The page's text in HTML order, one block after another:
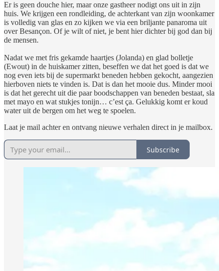
Er is geen douche hier, maar onze gastheer nodigt ons uit in zijn
huis. We krijgen een rondleiding, de achterkant van zijn woonkamer
is volledig van glas en zo kijken we via een briljante panaroma uit
over Besançon. Of je wilt of niet, je bent hier dichter bij god dan bij
de mensen.
Nadat we met fris gekamde haartjes (Jolanda) en glad bolletje
(Ewout) in de huiskamer zitten, beseffen we dat het goed is dat we
nog even iets bij de supermarkt beneden hebben gekocht, aangezien
hierboven niets te vinden is. Dat is dan het mooie dus. Minder mooi
is dat het gerecht uit die paar boodschappen van beneden bestaat, sla
met mayo en wat stukjes tonijn… c’est ça. Gelukkig komt er koud
water uit de bergen om het weg te spoelen.
Laat je mail achter en ontvang nieuwe verhalen direct in je mailbox.
Subscribe